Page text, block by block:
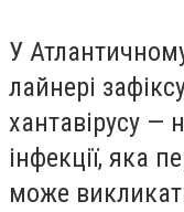
У
лайнері
хантавірусу —
інфекції, яка
може